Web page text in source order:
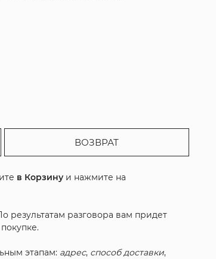
ВОЗВРАТ
в Корзину и нажмите на
результатам разговора вам придет
этапам: адрес, способ доставки,